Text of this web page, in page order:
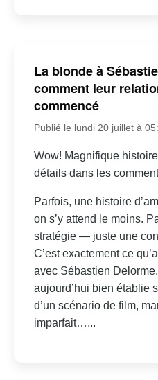
La blonde à
comment leur
commencé
Publié le lundi 20 juillet à
Wow! Magnifique histoire
détails dans les
Parfois, une histoire
on s’y attend le moins.
stratégie — juste une
C’est exactement ce
avec Sébastien
aujourd’hui bien établie
d’un scénario de film,
imparfait…...